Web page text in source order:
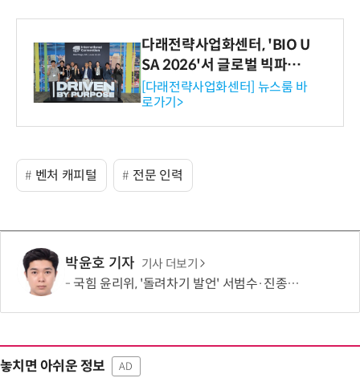
다래전략사업화센터, 'BIO U
SA 2026'서 글로벌 빅파마
와의 비즈니스 미팅 지원…K
-바이오 해외 진출 교두보 확
보
[다래전략사업화센터] 뉴스룸 바
로가기>
벤처 캐피털 전문 인력
박윤호 기자 기사 더보기
국힘 윤리위, '돌려차기 발언' 서범수·진종오 징계 절차 개시
놓치면 아쉬운 정보 AD